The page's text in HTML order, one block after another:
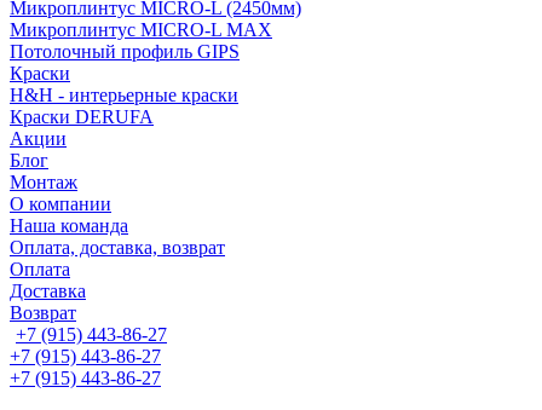
Микроплинтус MICRO-L (2450мм)
Микроплинтус MICRO-L MAX
Потолочный профиль GIPS
Краски
H&H - интерьерные краски
Краски DERUFA
Акции
Блог
Монтаж
О компании
Наша команда
Оплата, доставка, возврат
Оплата
Доставка
Возврат
+7 (915) 443-86-27
+7 (915) 443-86-27
+7 (915) 443-86-27